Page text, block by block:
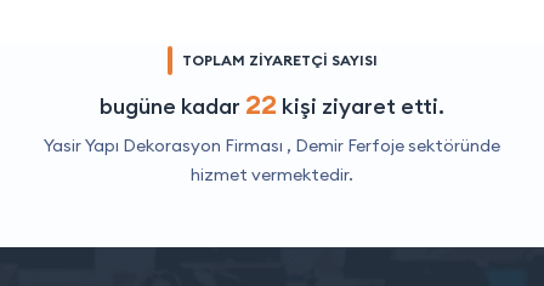
TOPLAM ZİYARETÇİ SAYISI
bugüne kadar 22 kişi ziyaret etti.
Yasir Yapı Dekorasyon Firması , Demir Ferfojesektöründe
hizmet vermektedir.